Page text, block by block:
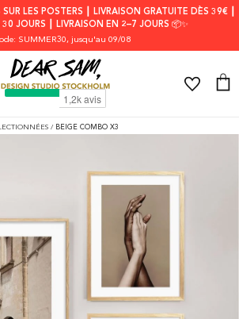
LES POSTERS ┃ LIVRAISON GRATUITE DÈS 39€ ┃
30 JOURS ┃ LIVRAISON EN 2–7 JOURS 📦✨
SUMMER30, jusqu'au 09/08
/ BEIGE COMBO X3